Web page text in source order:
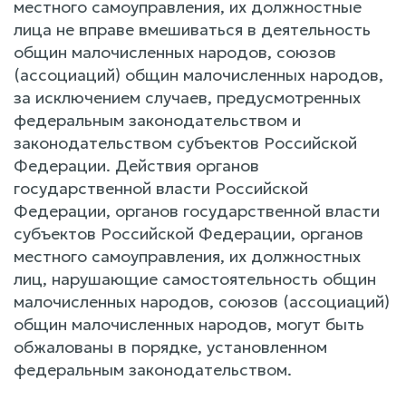
местного самоуправления, их должностные
лица не вправе вмешиваться в деятельность
общин малочисленных народов, союзов
(ассоциаций) общин малочисленных народов,
за исключением случаев, предусмотренных
федеральным законодательством и
законодательством субъектов Российской
Федерации. Действия органов
государственной власти Российской
Федерации, органов государственной власти
субъектов Российской Федерации, органов
местного самоуправления, их должностных
лиц, нарушающие самостоятельность общин
малочисленных народов, союзов (ассоциаций)
общин малочисленных народов, могут быть
обжалованы в порядке, установленном
федеральным законодательством.